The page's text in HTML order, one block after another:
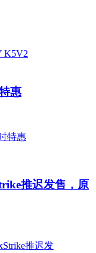
惠
推迟发售，原